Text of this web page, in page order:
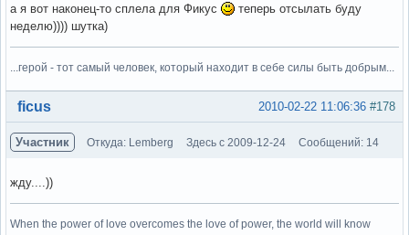
а я вот наконец-то сплела для Фикус
теперь отсылать буду
неделю)))) шутка)
...герой - тот самый человек, который находит в себе силы быть добрым...
Вне форума #178
2010-02-22 11:06:36
ficus
Участник Откуда: Lemberg Здесь с 2009-12-24 Сообщений: 14
жду....))
When the power of love overcomes the love of power, the world will know